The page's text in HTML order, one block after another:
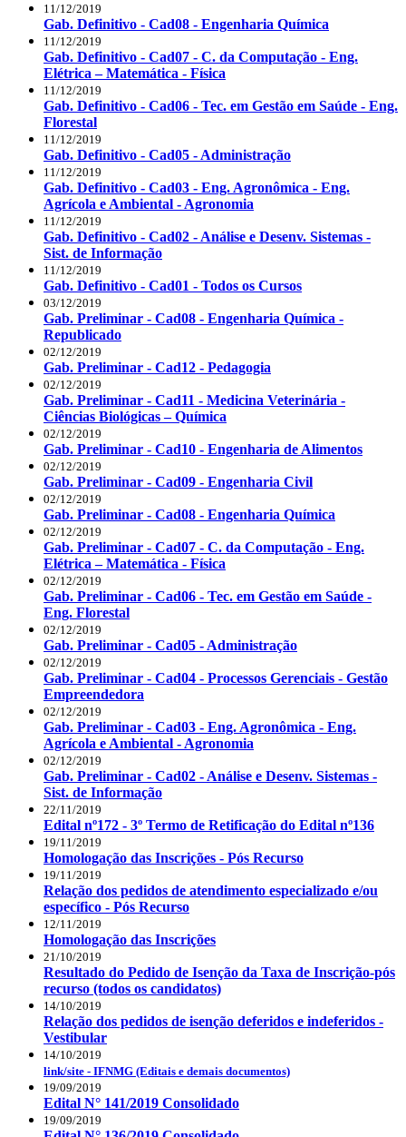
11/12/2019
Gab. Definitivo - Cad08 - Engenharia Química
11/12/2019
Gab. Definitivo - Cad07 - C. da Computação - Eng.
Elétrica – Matemática - Física
11/12/2019
Gab. Definitivo - Cad06 - Tec. em Gestão em Saúde - Eng.
Florestal
11/12/2019
Gab. Definitivo - Cad05 - Administração
11/12/2019
Gab. Definitivo - Cad03 - Eng. Agronômica - Eng.
Agrícola e Ambiental - Agronomia
11/12/2019
Gab. Definitivo - Cad02 - Análise e Desenv. Sistemas -
Sist. de Informação
11/12/2019
Gab. Definitivo - Cad01 - Todos os Cursos
03/12/2019
Gab. Preliminar - Cad08 - Engenharia Química -
Republicado
02/12/2019
Gab. Preliminar - Cad12 - Pedagogia
02/12/2019
Gab. Preliminar - Cad11 - Medicina Veterinária -
Ciências Biológicas – Química
02/12/2019
Gab. Preliminar - Cad10 - Engenharia de Alimentos
02/12/2019
Gab. Preliminar - Cad09 - Engenharia Civil
02/12/2019
Gab. Preliminar - Cad08 - Engenharia Química
02/12/2019
Gab. Preliminar - Cad07 - C. da Computação - Eng.
Elétrica – Matemática - Física
02/12/2019
Gab. Preliminar - Cad06 - Tec. em Gestão em Saúde -
Eng. Florestal
02/12/2019
Gab. Preliminar - Cad05 - Administração
02/12/2019
Gab. Preliminar - Cad04 - Processos Gerenciais - Gestão
Empreendedora
02/12/2019
Gab. Preliminar - Cad03 - Eng. Agronômica - Eng.
Agrícola e Ambiental - Agronomia
02/12/2019
Gab. Preliminar - Cad02 - Análise e Desenv. Sistemas -
Sist. de Informação
22/11/2019
Edital nº172 - 3º Termo de Retificação do Edital nº136
19/11/2019
Homologação das Inscrições - Pós Recurso
19/11/2019
Relação dos pedidos de atendimento especializado e/ou
específico - Pós Recurso
12/11/2019
Homologação das Inscrições
21/10/2019
Resultado do Pedido de Isenção da Taxa de Inscrição-pós
recurso (todos os candidatos)
14/10/2019
Relação dos pedidos de isenção deferidos e indeferidos -
Vestibular
14/10/2019
link/site - IFNMG (Editais e demais documentos)
19/09/2019
Edital N° 141/2019 Consolidado
19/09/2019